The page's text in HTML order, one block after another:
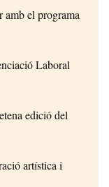
amb el programa
Laboral
edició del
artística i